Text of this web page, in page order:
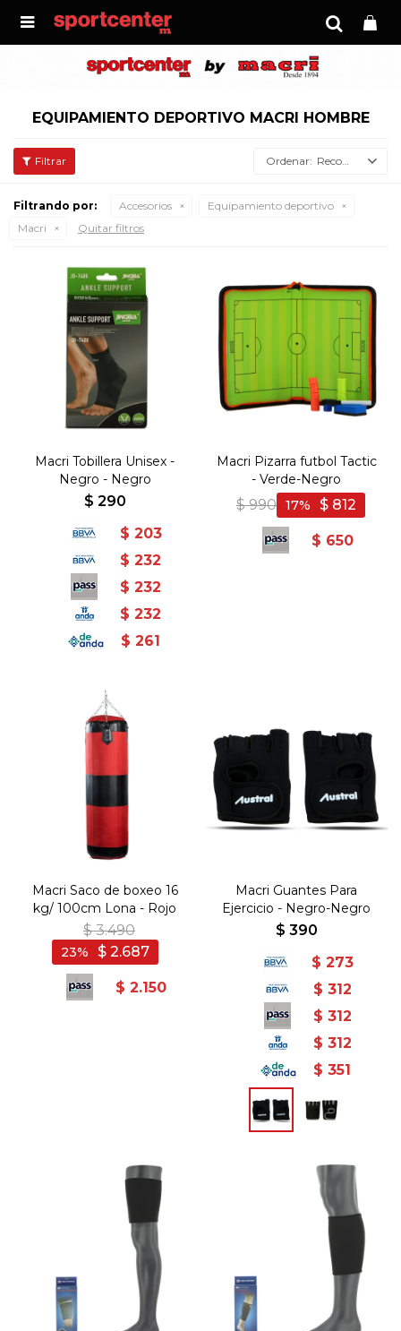

EQUIPAMIENTO DEPORTIVO MACRI HOMBRE
Recomendados
Filtrando por: Accesorios
Equipamiento deportivo
Macri
Quitar filtros
Macri Tobillera Unisex -
Negro - Negro
$ 290
$ 203
$ 232
$ 232
$ 232
$ 261
Macri Pizarra futbol Tactic
- Verde-Negro
$ 990 $ 812
17
$ 650
Macri Saco de boxeo 16
kg/ 100cm Lona - Rojo
$ 3.490
$ 2.687
23
$ 2.150
Macri Guantes Para
Ejercicio - Negro-Negro
$ 390
$ 273
$ 312
$ 312
$ 312
$ 351